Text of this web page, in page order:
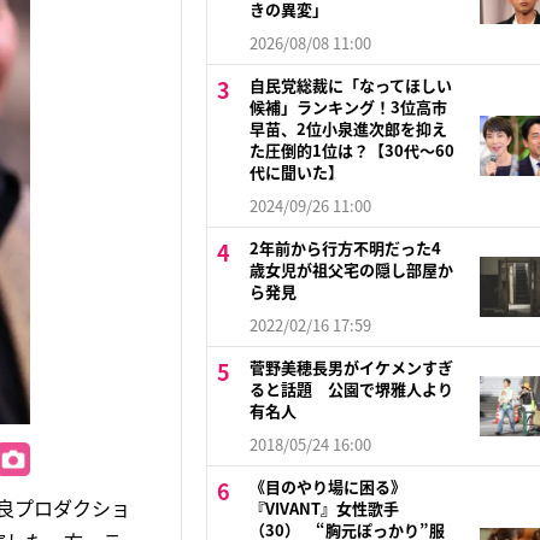
プロダクショ
きの異変」
2026/08/08 11:00
自民党総裁に「なってほしい
候補」ランキング！3位高市
早苗、2位小泉進次郎を抑え
た圧倒的1位は？【30代〜60
代に聞いた】
2024/09/26 11:00
2年前から行方不明だった4
歳女児が祖父宅の隠し部屋か
ら発見
2022/02/16 17:59
菅野美穂長男がイケメンすぎ
ると話題 公園で堺雅人より
有名人
2018/05/24 16:00
《目のやり場に困る》
『VIVANT』女性歌手
（30） “胸元ぽっかり”服